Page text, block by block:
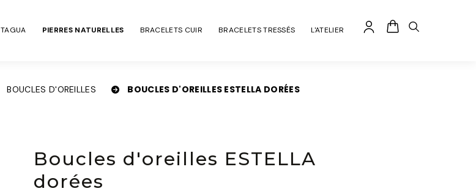
TAGUA PIERRES NATURELLES BRACELETS CUIR BRACELETS TRESSÉS L'ATELIER
BOUCLES D'OREILLES BOUCLES D'OREILLES ESTELLA DORÉES
Boucles d'oreilles ESTELLA
dorées